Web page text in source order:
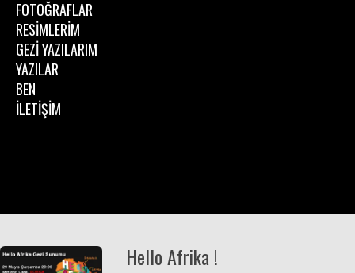
FOTOĞRAFLAR
RESİMLERİM
GEZİ YAZILARIM
YAZILAR
BEN
İLETİŞİM
Hello Afrika !